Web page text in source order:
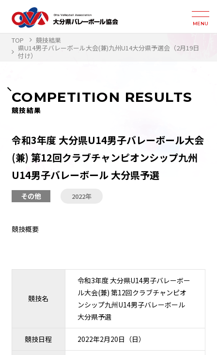
MENU
TOP
競技結果
県U14男子バレーボール大会(兼)九州U14大分県予選会（2月19日
付け）
COMPETITION RESULTS
競技結果
令和3年度 大分県U14男子バレーボール大会
(兼) 第12回クラブチャンピオンシップ九州
U14男子バレーボール 大分県予選
その他 2022年
競技概要
競技名
令和3年度 大分県U14男子バレーボー
ル大会(兼) 第12回クラブチャンピオ
ンシップ九州U14男子バレーボール
大分県予選
競技日程 2022年2月20日（日）